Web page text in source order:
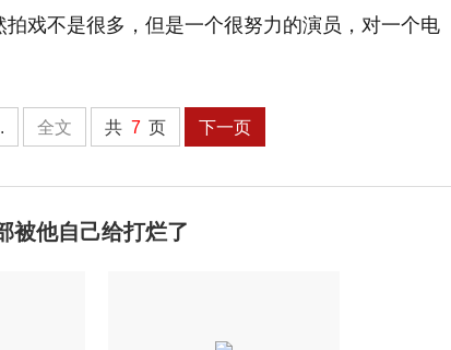
戏不是很多，但是一个很努力的演员，对一个电
全文 共 7 页 下一页
被他自己给打烂了